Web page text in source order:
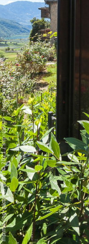
mp moving-pictures gmbh © 2021
/
Impressum
-
Datenschutz